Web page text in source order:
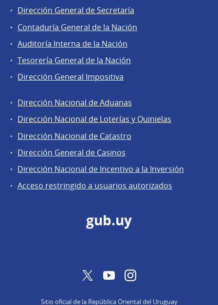
Dirección General de Secretaría
Contaduría General de la Nación
Auditoría Interna de la Nación
Tesorería General de la Nación
Dirección General Impositiva
Áreas
de
la
Dirección
General
de
Secretaría
Dirección Nacional de Aduanas
Dirección Nacional de Loterías y Quinielas
Dirección Nacional de Catastro
Dirección General de Casinos
Dirección Nacional de Incentivo a la Inversión
Acceso restringido a usuarios autorizados
gub.uy
TwitterYouTubeInstagram
Sitio oficial de la República Oriental del Uruguay